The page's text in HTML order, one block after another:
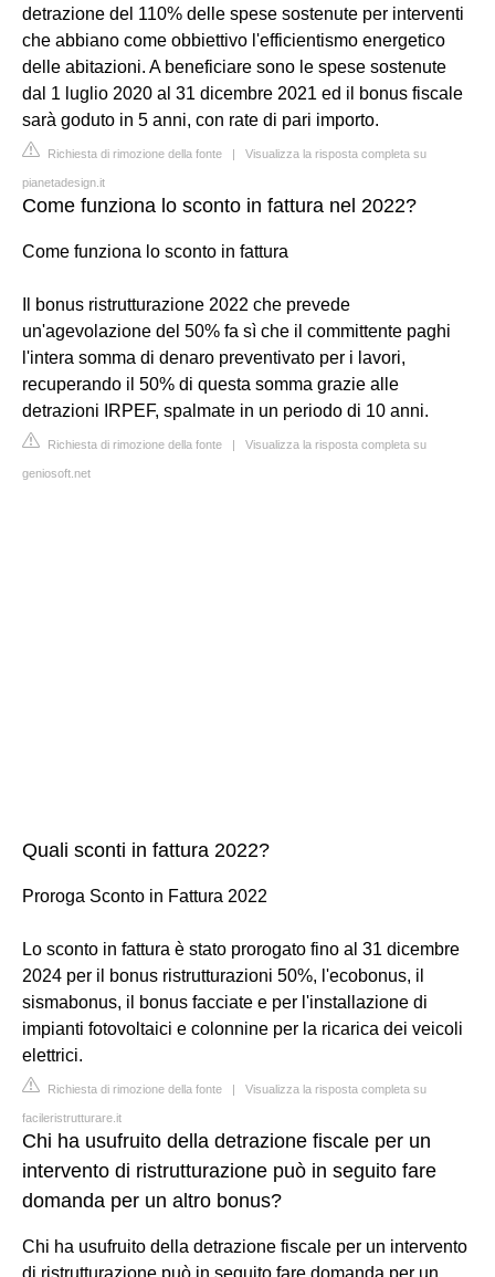
detrazione del 110% delle spese sostenute per interventi
che abbiano come obbiettivo l'efficientismo energetico
delle abitazioni. A beneficiare sono le spese sostenute
dal 1 luglio 2020 al 31 dicembre 2021 ed il bonus fiscale
sarà goduto in 5 anni, con rate di pari importo.
Richiesta di rimozione della fonte | Visualizza la risposta completa su
pianetadesign.it
Come funziona lo sconto in fattura nel 2022?
Come funziona lo sconto in fattura
Il bonus ristrutturazione 2022 che prevede
un'agevolazione del 50% fa sì che il committente paghi
l'intera somma di denaro preventivato per i lavori,
recuperando il 50% di questa somma grazie alle
detrazioni IRPEF, spalmate in un periodo di 10 anni.
Richiesta di rimozione della fonte | Visualizza la risposta completa su
geniosoft.net
Quali sconti in fattura 2022?
Proroga Sconto in Fattura 2022
Lo sconto in fattura è stato prorogato fino al 31 dicembre
2024 per il bonus ristrutturazioni 50%, l'ecobonus, il
sismabonus, il bonus facciate e per l'installazione di
impianti fotovoltaici e colonnine per la ricarica dei veicoli
elettrici.
Richiesta di rimozione della fonte | Visualizza la risposta completa su
facileristrutturare.it
Chi ha usufruito della detrazione fiscale per un
intervento di ristrutturazione può in seguito fare
domanda per un altro bonus?
Chi ha usufruito della detrazione fiscale per un intervento
di ristrutturazione può in seguito fare domanda per un